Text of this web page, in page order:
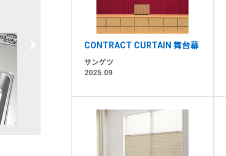
CONTRACT CURTAIN 舞台幕
サンゲツ
2025.09